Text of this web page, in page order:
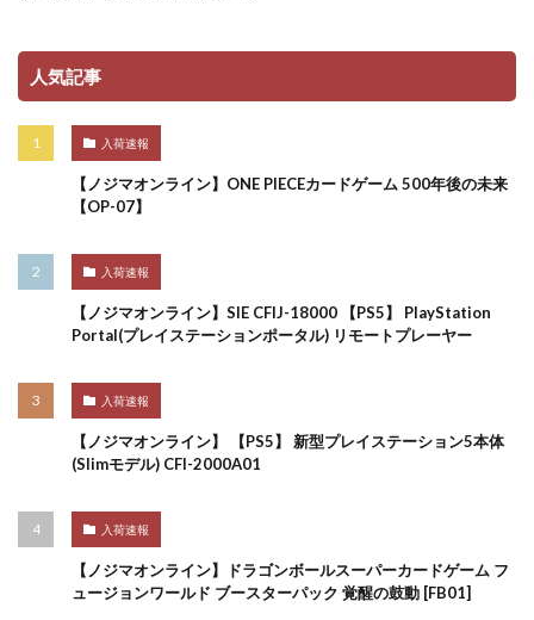
人気記事
入荷速報
【ノジマオンライン】ONE PIECEカードゲーム 500年後の未来
【OP-07】
入荷速報
【ノジマオンライン】SIE CFIJ-18000 【PS5】 PlayStation
Portal(プレイステーションポータル) リモートプレーヤー
入荷速報
【ノジマオンライン】 【PS5】 新型プレイステーション5本体
(Slimモデル) CFI-2000A01
入荷速報
【ノジマオンライン】ドラゴンボールスーパーカードゲーム フ
ュージョンワールド ブースターパック 覚醒の鼓動 [FB01]